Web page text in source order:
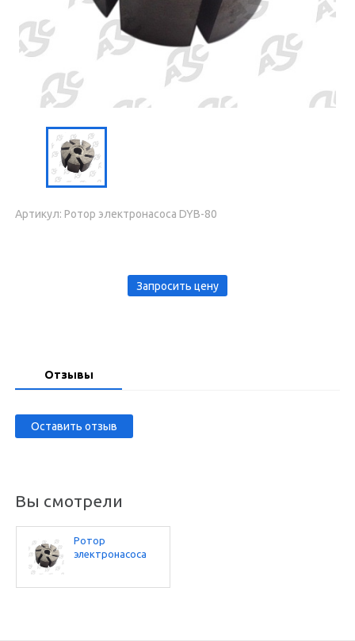
Артикул: Ротор электронасоса DYB-80
Запросить цену
Отзывы
Оставить отзыв
Вы смотрели
Ротор
электронасоса